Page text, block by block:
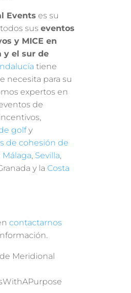
Events es su
todos suseventos
y MICE en
y el sur de
tiene
necesita para su
expertos en
de
golfy
de cohesión de
Málaga, Sevilla,
y la Costa
contactarnos
Meridional